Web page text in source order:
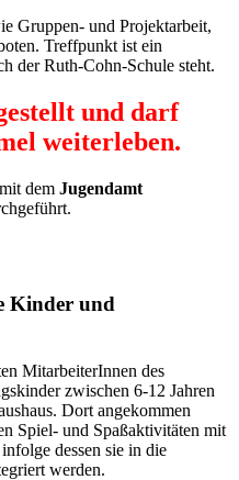
Gruppen- und Projektarbeit,
Treffpunkt ist ein
der Ruth-Cohn-Schule steht.
und darf
weiterleben.
dem Jugendamt
Kinder und
MitarbeiterInnen des
zwischen 6-12 Jahren
Dort angekommen
Spiel- und Spaßaktivitäten mit
dessen sie in die
werden.